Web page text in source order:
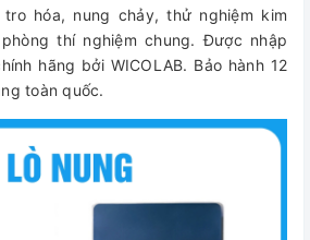
hóa, nung chảy, thử nghiệm kim
thí nghiệm chung. Được nhập
hãng bởi WICOLAB. Bảo hành 12
toàn quốc.